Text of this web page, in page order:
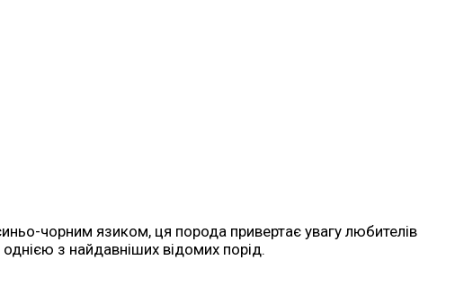
чорним язиком, ця порода привертає увагу любителів
з найдавніших відомих порід.